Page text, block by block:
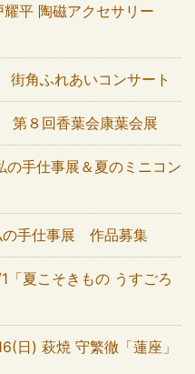
耀平 陶磁アクセサリー
街角ふれあいコンサート
第８回香葉会康葉会展
の手仕事展＆夏のミニコン
の手仕事展 作品募集
「夏こそきもの うすごろ
日) 萩焼 守繁徹「蓮座」